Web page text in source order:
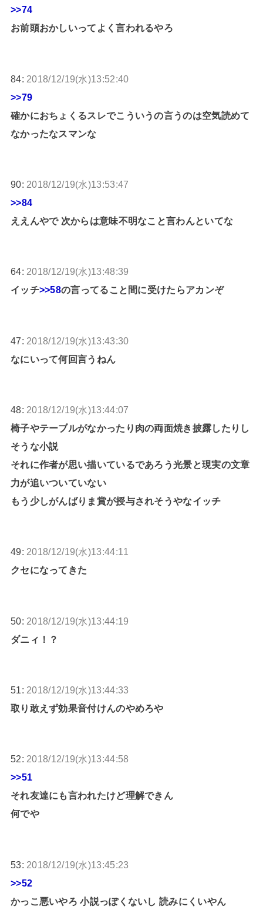
>>74
お前頭おかしいってよく言われるやろ
84: 2018/12/19(水)13:52:40
>>79
確かにおちょくるスレでこういうの言うのは空気読めて
なかったなスマンな
90: 2018/12/19(水)13:53:47
>>84
ええんやで 次からは意味不明なこと言わんといてな
64: 2018/12/19(水)13:48:39
イッチ>>58の言ってること間に受けたらアカンぞ
47: 2018/12/19(水)13:43:30
なにいって何回言うねん
48: 2018/12/19(水)13:44:07
椅子やテーブルがなかったり肉の両面焼き披露したりし
そうな小説
それに作者が思い描いているであろう光景と現実の文章
力が追いついていない
もう少しがんばりま賞が授与されそうやなイッチ
49: 2018/12/19(水)13:44:11
クセになってきた
50: 2018/12/19(水)13:44:19
ダニィ！？
51: 2018/12/19(水)13:44:33
取り敢えず効果音付けんのやめろや
52: 2018/12/19(水)13:44:58
>>51
それ友達にも言われたけど理解できん
何でや
53: 2018/12/19(水)13:45:23
>>52
かっこ悪いやろ 小説っぽくないし 読みにくいやん